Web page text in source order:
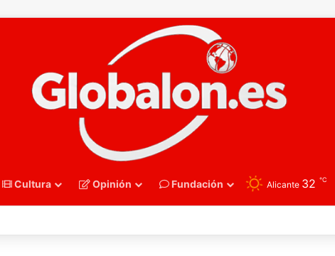
Cultura Opinión Fundación Alicante 32 ℃
– Sub16. España recupera su mejor versión y arrolla a Polonia en Zagreb